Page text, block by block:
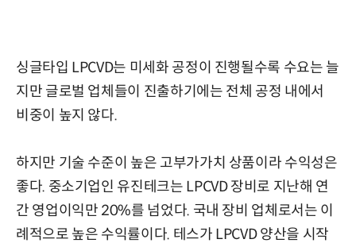
싱글타입 LPCVD는 미세화 공정이 진행될수록 수요는 늘
지만 글로벌 업체들이 진출하기에는 전체 공정 내에서
비중이 높지 않다.
하지만 기술 수준이 높은 고부가가치 상품이라 수익성은
좋다. 중소기업인 유진테크는 LPCVD 장비로 지난해 연
간 영업이익만 20%를 넘었다. 국내 장비 업체로서는 이
례적으로 높은 수익률이다. 테스가 LPCVD 양산을 시작